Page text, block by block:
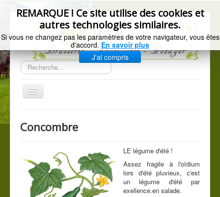
Rechercher
Basculer
Gazette de l'Arsenal
Distillerie artisanale
Les légumes du jardin
REMARQUE ! Ce site utilise des cookies et
autres technologies similaires.
Si vous ne changez pas les paramètres de votre navigateur, vous êtes
d'accord. En savoir plus
J'ai compris
Concombre
LE légume d'été !
Assez fragile à l'oïdium
lors d'été pluvieux, c'est
un légume d'été par
exellence.en salade.
précédenteprécédent
suivant